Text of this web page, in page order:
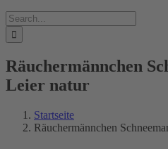
Suche
nach:
Räuchermännchen
Leier natur
Startseite
Räuchermännchen